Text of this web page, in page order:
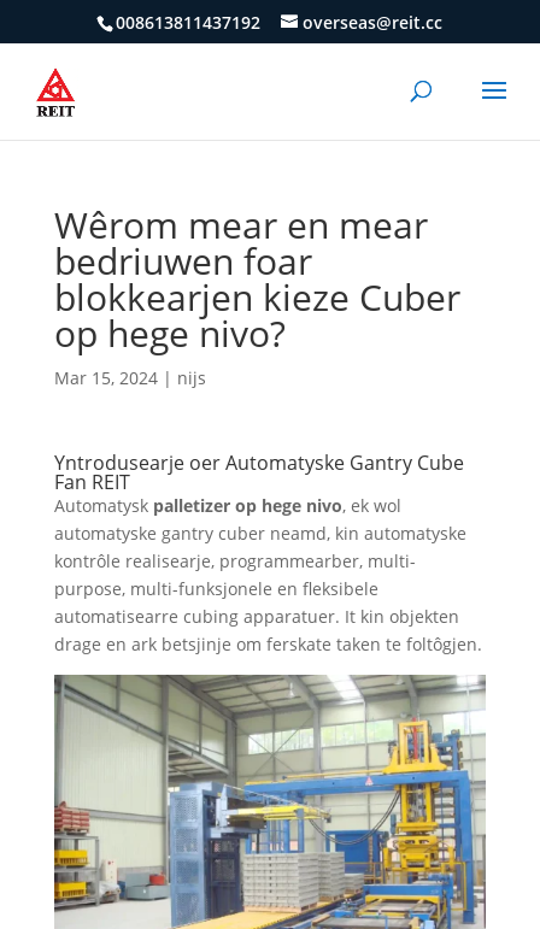
008613811437192 overseas@reit.cc
Wêrom mear en mear
bedriuwen foar
blokkearjen kieze Cuber
op hege nivo?
Mar 15, 2024| nijs
Yntrodusearje oer Automatyske Gantry Cube
Fan REIT
Automatysk palletizer op hege nivo, ek wol
automatyske gantry cuber neamd, kin automatyske
kontrôle realisearje, programmearber, multi-
purpose, multi-funksjonele en fleksibele
automatisearre cubing apparatuer. It kin objekten
drage en ark betsjinje om ferskate taken te foltôgjen.